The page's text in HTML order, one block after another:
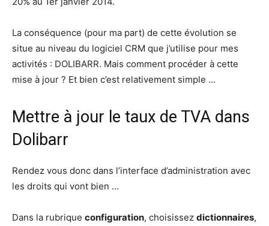
La conséquence (pour ma part) de cette évolution se
situe au niveau du logiciel CRM que j’utilise pour mes
activités : DOLIBARR. Mais comment procéder à cette
mise à jour ? Et bien c’est relativement simple …
Mettre à jour le taux de TVA dans
Dolibarr
Rendez vous donc dans l’interface d’administration avec
les droits qui vont bien …
Dans la rubrique configuration, choisissez dictionnaires,